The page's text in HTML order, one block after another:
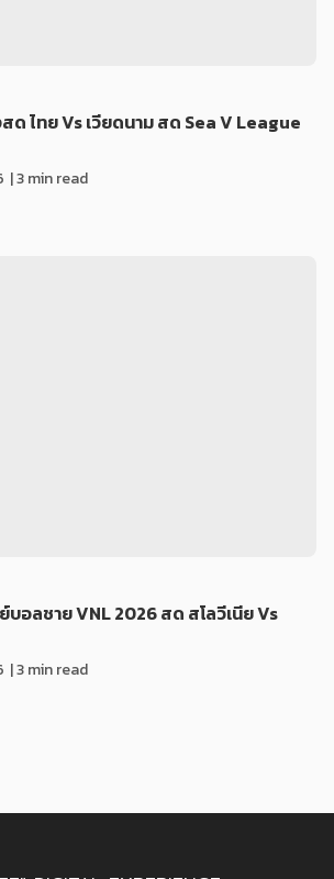
ไทย Vs เวียดนาม สด Sea V League
| 3 min read
อลชาย VNL 2026 สด สโลวีเนีย Vs
| 3 min read